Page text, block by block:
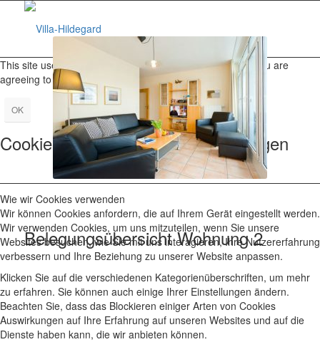
Belegungsübersicht Wohnung 2
This site uses cookies. By continuing to browse the site, you are
agreeing to our use of cookies.
OK
Cookie- und Datenschutzeinstellungen
Wie wir Cookies verwenden
Wir können Cookies anfordern, die auf Ihrem Gerät eingestellt werden.
Wir verwenden Cookies, um uns mitzuteilen, wenn Sie unsere
Websites besuchen, wie Sie mit uns interagieren, Ihre Nutzererfahrung
verbessern und Ihre Beziehung zu unserer Website anpassen.
Klicken Sie auf die verschiedenen Kategorienüberschriften, um mehr
zu erfahren. Sie können auch einige Ihrer Einstellungen ändern.
Beachten Sie, dass das Blockieren einiger Arten von Cookies
Auswirkungen auf Ihre Erfahrung auf unseren Websites und auf die
Dienste haben kann, die wir anbieten können.